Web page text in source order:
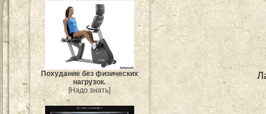
Похудание без физических
нагрузок.
[Надо знать]